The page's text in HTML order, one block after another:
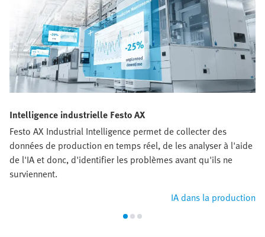
Intelligence industrielle Festo AX
Festo AX Industrial Intelligence permet de collecter des
données de production en temps réel, de les analyser à l'aide
de l'IA et donc, d'identifier les problèmes avant qu'ils ne
surviennent.
IA dans la production